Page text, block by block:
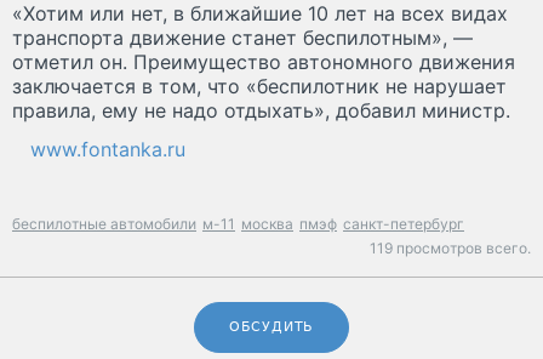
«Хотим или нет, в ближайшие 10 лет на всех видах
транспорта движение станет беспилотным», —
отметил он. Преимущество автономного движения
заключается в том, что «беспилотник не нарушает
правила, ему не надо отдыхать», добавил министр.
www.fontanka.ru
беспилотные автомобили м-11 москва пмэф санкт-петербург
119 просмотров всего.
ОБСУДИТЬ